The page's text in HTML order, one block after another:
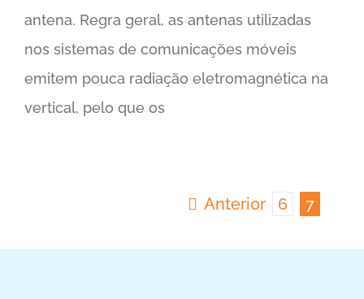
antena. Regra geral, as antenas utilizadas
nos sistemas de comunicações móveis
emitem pouca radiação eletromagnética na
vertical, pelo que os
Anterior 6 7